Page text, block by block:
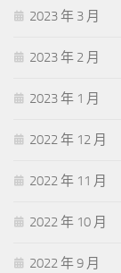
2023 年 3 月
2023 年 2 月
2023 年 1 月
2022 年 12 月
2022 年 11 月
2022 年 10 月
2022 年 9 月